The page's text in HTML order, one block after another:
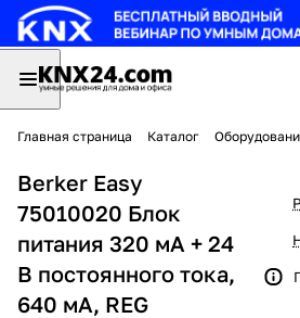
Главная страница Каталог
Berker Easy
75010020 Блок
питания 320 мА + 24
В постоянного тока,
640 мА, REG